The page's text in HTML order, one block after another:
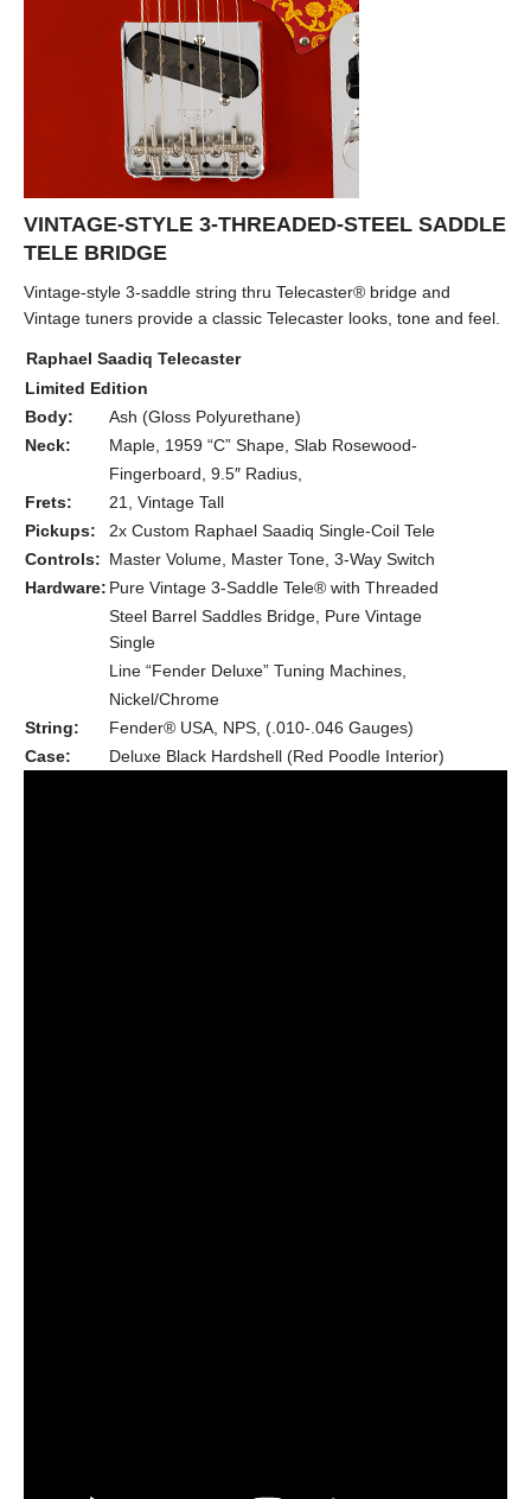
VINTAGE-STYLE 3-THREADED-STEEL SADDLE
TELE BRIDGE
Vintage-style 3-saddle string thru Telecaster® bridge and
Vintage tuners provide a classic Telecaster looks, tone and feel.
Raphael Saadiq Telecaster
Limited Edition
Body:
Ash (Gloss Polyurethane)
Neck:
Maple, 1959 “C” Shape, Slab Rosewood-
Fingerboard, 9.5″ Radius,
Frets:
21, Vintage Tall
Pickups:
2x Custom Raphael Saadiq Single-Coil Tele
Controls: Master Volume, Master Tone, 3-Way Switch
Hardware: Pure Vintage 3-Saddle Tele® with Threaded
Steel Barrel Saddles Bridge, Pure Vintage
Single
Line “Fender Deluxe” Tuning Machines,
Nickel/Chrome
String:
Fender® USA, NPS, (.010-.046 Gauges)
Case:
Deluxe Black Hardshell (Red Poodle Interior)